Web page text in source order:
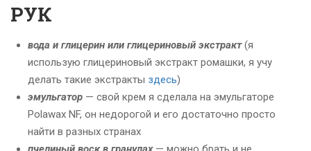
РУК
вода и глицерин или глицериновый экстракт (я
использую глицериновый экстракт ромашки, я учу
делать такие экстракты здесь)
эмульгатор — свой крем я сделала на эмульгаторе
Polawax NF, он недорогой и его достаточно просто
найти в разных странах